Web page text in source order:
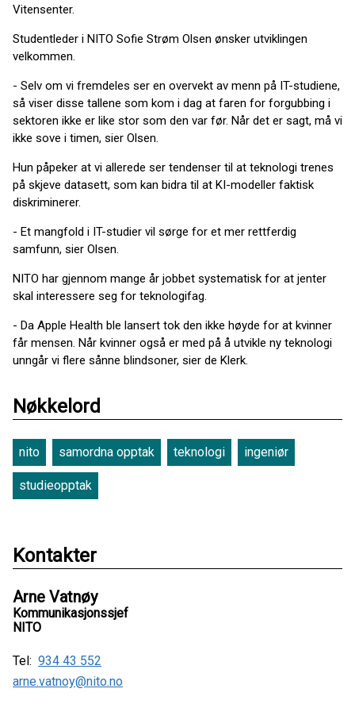
Vitensenter.
Studentleder i NITO Sofie Strøm Olsen ønsker utviklingen
velkommen.
- Selv om vi fremdeles ser en overvekt av menn på IT-studiene,
så viser disse tallene som kom i dag at faren for forgubbing i
sektoren ikke er like stor som den var før. Når det er sagt, må vi
ikke sove i timen, sier Olsen.
Hun påpeker at vi allerede ser tendenser til at teknologi trenes
på skjeve datasett, som kan bidra til at KI-modeller faktisk
diskriminerer.
- Et mangfold i IT-studier vil sørge for et mer rettferdig
samfunn, sier Olsen.
NITO har gjennom mange år jobbet systematisk for at jenter
skal interessere seg for teknologifag.
- Da Apple Health ble lansert tok den ikke høyde for at kvinner
får mensen. Når kvinner også er med på å utvikle ny teknologi
unngår vi flere sånne blindsoner, sier de Klerk.
Nøkkelord
nito samordna opptak teknologi ingeniør
studieopptak
Kontakter
Arne Vatnøy
Kommunikasjonssjef
NITO
Tel: 934 43 552
arne.vatnoy@nito.no